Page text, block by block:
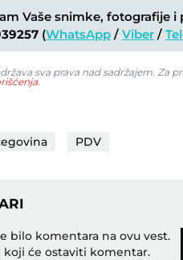
Vaše snimke, fotografije i
(WhatsApp / Viber /
sva prava nad sadržajem. Za
PDV
bilo komentara na ovu vest.
će ostaviti komentar.